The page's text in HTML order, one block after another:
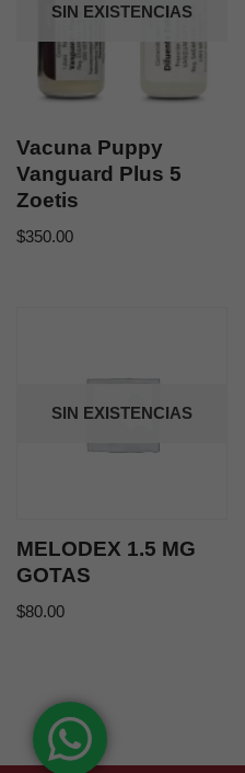
SIN EXISTENCIAS
Vacuna Puppy
Vanguard Plus 5
Zoetis
$350.00
SIN EXISTENCIAS
MELODEX 1.5 MG
GOTAS
$80.00